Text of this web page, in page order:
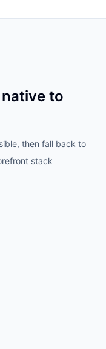
to
then fall back to
stack